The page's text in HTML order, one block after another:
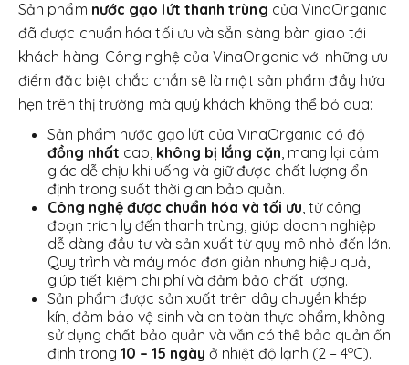
Sản phẩm nước gạo lứt thanh trùng của VinaOrganic
đã được chuẩn hóa tối ưu và sẵn sàng bàn giao tới
khách hàng. Công nghệ của VinaOrganic với những ưu
điểm đặc biệt chắc chắn sẽ là một sản phẩm đầy hứa
hẹn trên thị trường mà quý khách không thể bỏ qua:
Sản phẩm nước gạo lứt của VinaOrganic có độ
đồng nhất cao, không bị lắng cặn , mang lại cảm
giác dễ chịu khi uống và giữ được chất lượng ổn
định trong suốt thời gian bảo quản.
Công nghệ được chuẩn hóa và tối ưu , từ công
đoạn trích ly đến thanh trùng, giúp doanh nghiệp
dễ dàng đầu tư và sản xuất từ quy mô nhỏ đến lớn.
Quy trình và máy móc đơn giản nhưng hiệu quả,
giúp tiết kiệm chi phí và đảm bảo chất lượng.
Sản phẩm được sản xuất trên dây chuyền khép
kín, đảm bảo vệ sinh và an toàn thực phẩm, không
sử dụng chất bảo quản và vẫn có thể bảo quản ổn
định trong 10 – 15 ngày ở nhiệt độ lạnh (2 – 4oC).